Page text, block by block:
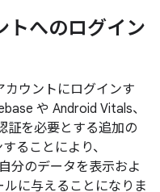
トへのログイン
ウントにログインす
や Android Vitals、
証を必要とする追加の
ることにより、
分のデータを表示およ
に与えることになりま